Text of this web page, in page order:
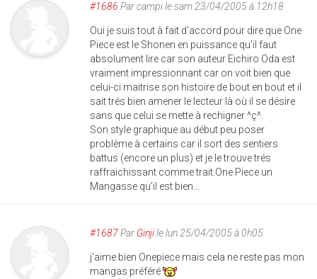
#1686 Parcampile sam 23/04/2005 à 12h18
Oui je suis tout à fait d'accord pour dire que One
Piece est le Shonen en puissance qu'il faut
absolument lire car son auteur Eichiro Oda est
vraiment impressionnant car on voit bien que
celui-ci maitrise son histoire de bout en bout et il
sait trés bien amener le lecteur là où il se désire
sans que celui se mette à rechigner ^ç^.
Son style graphique au début peu poser
problème à certains car il sort des sentiers
battus (encore un plus) et je le trouve trés
raffraichissant comme trait.One Piece un
Mangasse qu'il est bien...
#1687Par Ginjile lun 25/04/2005 à 0h05
j'aime bien Onepiece mais cela ne reste pas mon
mangas préféré